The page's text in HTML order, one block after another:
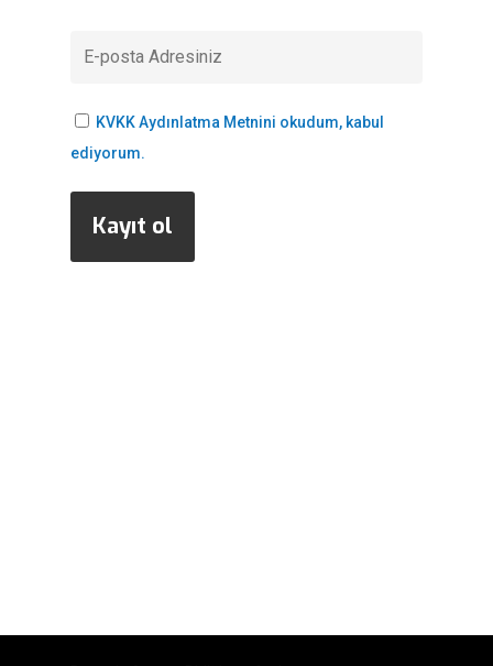
KVKK Aydınlatma Metnini okudum, kabul
ediyorum.